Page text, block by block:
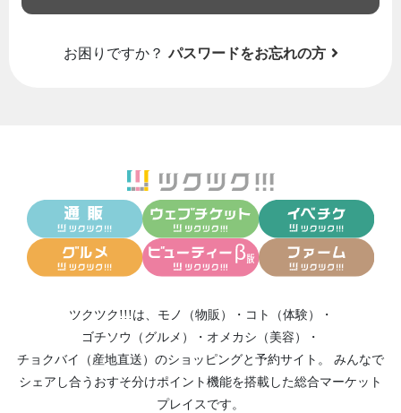
お困りですか？ パスワードをお忘れの方
ツクツク!!!は、 モノ（物販） ・ コト（体験）
・
ゴチソウ（グルメ）
・ オメカシ（美容）
・
チョクバイ（産地直送） のショッピングと予約サイト。
みんなで
シェアし合う おすそ分けポイント機能を搭載した総合マーケット
プレイスです。